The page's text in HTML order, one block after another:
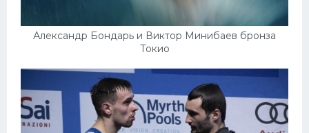
Александр Бондарь и Виктор Минибаев бронза
Токио